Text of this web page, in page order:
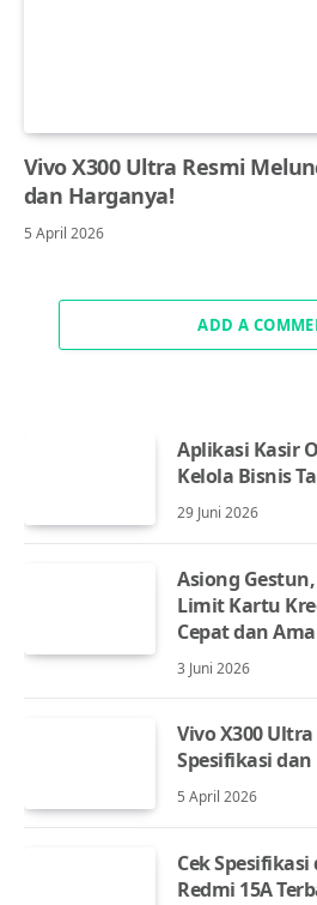
Vivo X300 Ultra Resmi
dan Harganya!
5 April 2026
ADD A
Aplikasi Kasir
Kelola Bisnis
29 Juni 2026
Asiong
Limit Kartu
Cepat dan
3 Juni 2026
Vivo X300
Spesifikasi
5 April 2026
Cek
Redmi 15A